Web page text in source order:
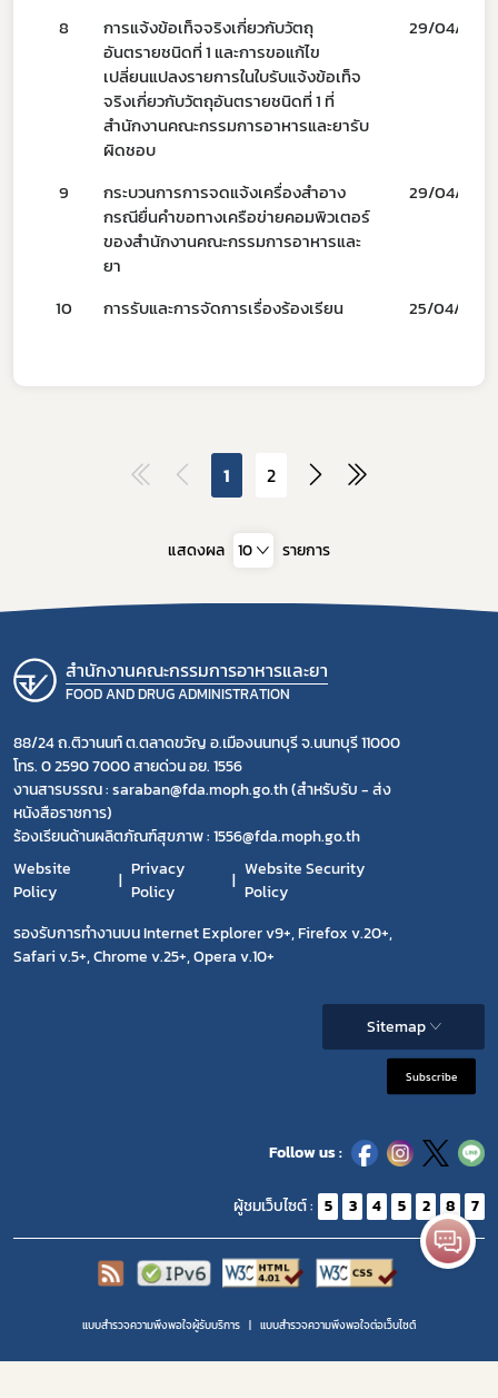
8
การแจ้งข้อเท็จจริงเกี่ยวกับวัตถุ
อันตรายชนิดที่ 1 และการขอแก้ไข
เปลี่ยนแปลงรายการในใบรับแจ้งข้อเท็จ
จริงเกี่ยวกับวัตถุอันตรายชนิดที่ 1 ที่
สำนักงานคณะกรรมการอาหารและยารับ
ผิดชอบ
29/04/67
9
กระบวนการการจดแจ้งเครื่องสำอาง
กรณียื่นคำขอทางเครือข่ายคอมพิวเตอร์
ของสำนักงานคณะกรรมการอาหารและ
ยา
29/04/67
10 การรับและการจัดการเรื่องร้องเรียน 25/04/67
1 2
แสดงผล 10 รายการ
สำนักงานคณะกรรมการอาหารและยา
FOOD AND DRUG ADMINISTRATION
88/24 ถ.ติวานนท์ ต.ตลาดขวัญ อ.เมืองนนทบุรี จ.นนทบุรี 11000
โทร. 0 2590 7000 สายด่วน อย. 1556
งานสารบรรณ : saraban@fda.moph.go.th (สำหรับรับ - ส่ง
หนังสือราชการ)
ร้องเรียนด้านผลิตภัณฑ์สุขภาพ : 1556@fda.moph.go.th
Website
Policy
Privacy
Policy
Website Security
Policy
รองรับการทำงานบน Internet Explorer v9+, Firefox v.20+,
Safari v.5+, Chrome v.25+, Opera v.10+
Sitemap
Subscribe
Follow us :
ผู้ชมเว็บไซต์ : 5 3 4 5 2 8 7
แบบสำรวจความพึงพอใจผู้รับบริการ แบบสำรวจความพีงพอใจต่อเว็บไซต์
ผู้ประกอบการายย่อย
อาหาร
โควิด